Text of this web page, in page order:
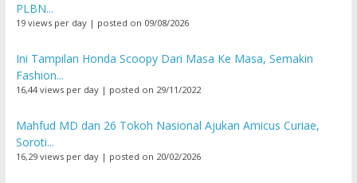
PLBN...
19 views per day| posted on 09/08/2026
Ini Tampilan Honda Scoopy Dari Masa Ke Masa, Semakin
Fashion...
16,44 views per day| posted on 29/11/2022
Mahfud MD dan 26 Tokoh Nasional Ajukan Amicus Curiae,
Soroti...
16,29 views per day| posted on 20/02/2026